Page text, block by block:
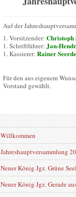
Auf der
1. Vorsitzender: Christoph
1. Schriftführer: Jan-
1. Kassierer: Rainer
Für den aus eigenem
Vorstand gewählt.
Willkommen
Jahreshauptversammlung
Neuer König Jgz. Grüne
Neuer König Jgz. Gerade